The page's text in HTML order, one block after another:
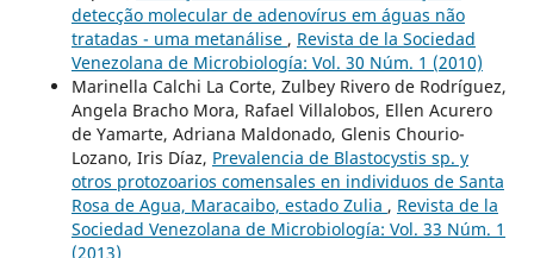
detecção molecular de adenovírus em águas não
tratadas - uma metanálise , Revista de la Sociedad
Venezolana de Microbiología: Vol. 30 Núm. 1 (2010)
Marinella Calchi La Corte, Zulbey Rivero de Rodríguez,
Angela Bracho Mora, Rafael Villalobos, Ellen Acurero
de Yamarte, Adriana Maldonado, Glenis Chourio-
Lozano, Iris Díaz, Prevalencia de Blastocystis sp. y
otros protozoarios comensales en individuos de Santa
Rosa de Agua, Maracaibo, estado Zulia , Revista de la
Sociedad Venezolana de Microbiología: Vol. 33 Núm. 1
(2013)